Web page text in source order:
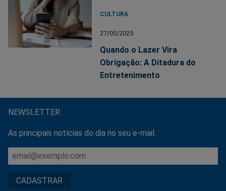
CULTURA
27/05/2025
Quando o Lazer Vira
Obrigação: A Ditadura do
Entretenimento
NEWSLETTER
As principais notícias do dia no seu e-mail.